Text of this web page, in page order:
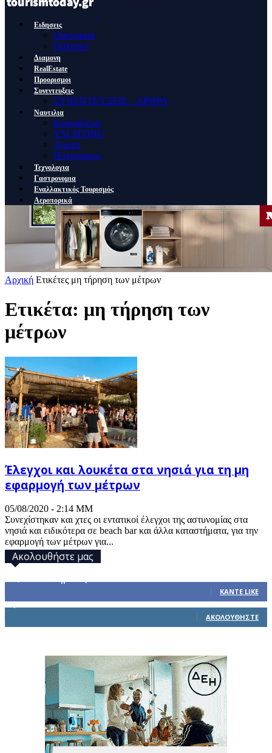
Ειδησεις
Οικονομια
Πολιτικη
Διαμονη
RealEstate
Προορισμοι
Συνεντευξεις
ΣΥΝΕΝΤΕΥΞΕΙΣ – ΑΡΘΡΑ
Ναυτιλια
Κρουαζιερα
YACHTING
Λιμανι
Ποντοπορος
Τεχνολογια
Γαστρονομια
Εναλλακτικός Τουρισμός
Αεροπορικά
Αρχική Ετικέτες μη τήρηση των μέτρων
Ετικέτα: μη τήρηση των
μέτρων
Έλεγχοι και λουκέτα στα νησιά για τη μη
εφαρμογή των μέτρων
05/08/2020 - 2:14 ΜΜ
Συνεχίστηκαν και χτες οι εντατικοί έλεγχοι της αστυνομίας στα
νησιά και ειδικότερα σε beach bar και άλλα καταστήματα, για την
εφαρμογή των μέτρων για...
Ακολουθήστε μας
ΚΆΝΤΕ LIKE
ΑΚΟΛΟΥΘΉΣΤΕ